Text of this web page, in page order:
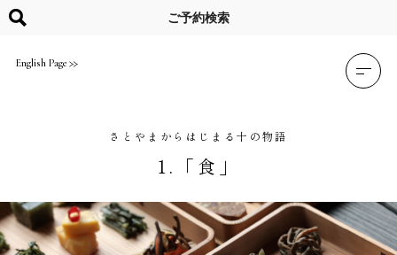
content
English Page
ご予約検索
さとやまからはじまる十の物語
1.「食」